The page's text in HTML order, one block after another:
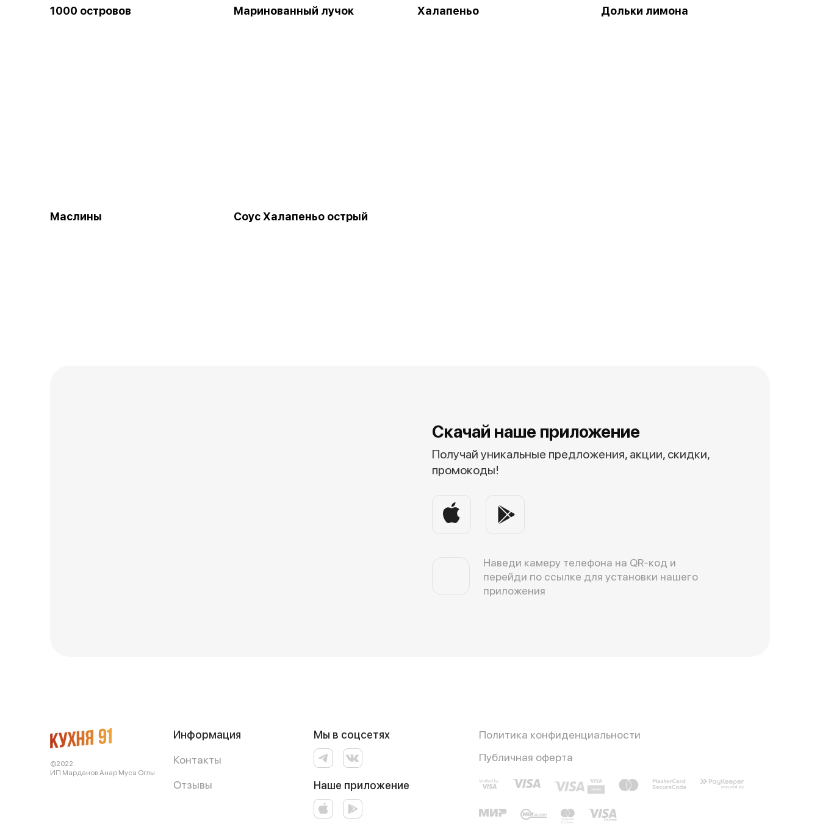
1000 островов Маринованный лучок Халапеньо Дольки лимона
Маслины Соус Халапеньо острый
Скачай наше приложение
Получай уникальные предложения, акции, скидки,
промокоды!
Наведи камеру телефона на QR-код и
перейди по ссылке для установки нашего
приложения
©2022
ИП Марданов Анар Муса Оглы
Информация
Контакты
Отзывы
Мы в соцсетях
Наше приложение
Политика конфиденциальности
Публичная оферта